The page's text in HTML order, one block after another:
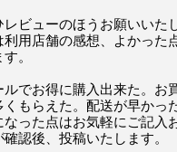
ビューのほうお願いいた
利用店舗の感想、よかった
。
でお得に購入出来た。お
もらえた。配送が早かっ
った点はお気軽にご記入
認後、投稿いたします。